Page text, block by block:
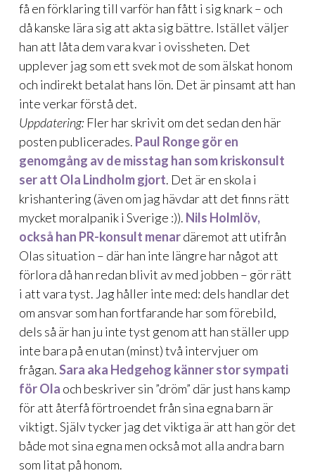
få en förklaring till varför han fått i sig knark – och
då kanske lära sig att akta sig bättre. Istället väljer
han att låta dem vara kvar i ovissheten. Det
upplever jag som ett svek mot de som älskat honom
och indirekt betalat hans lön. Det är pinsamt att han
inte verkar förstå det.
Uppdatering: Fler har skrivit om det sedan den här
posten publicerades. Paul Ronge gör en
genomgång av de misstag han som kriskonsult
ser att Ola Lindholm gjort. Det är en skola i
krishantering (även om jag hävdar att det finns rätt
mycket moralpanik i Sverige :)). Nils Holmlöv,
också han PR-konsult menardäremot att utifrån
Olas situation – där han inte längre har något att
förlora då han redan blivit av med jobben – gör rätt
i att vara tyst. Jag håller inte med: dels handlar det
om ansvar som han fortfarande har som förebild,
dels så är han ju inte tyst genom att han ställer upp
inte bara på en utan (minst) två intervjuer om
frågan.Sara aka Hedgehog känner stor sympati
för Ola och beskriver sin ”dröm” där just hans kamp
för att återfå förtroendet från sina egna barn är
viktigt. Själv tycker jag det viktiga är att han gör det
både mot sina egna men också mot alla andra barn
som litat på honom.